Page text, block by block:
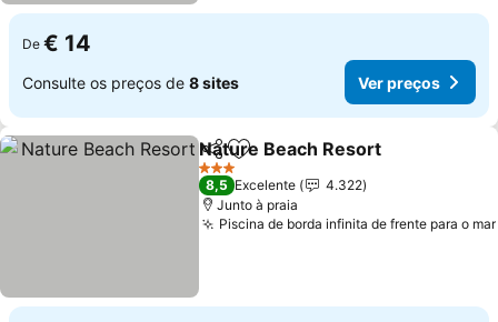
De € 14
Consulte os preços de 8 sites Ver preços
PartilharAdicionar aos favoritos
Nature Beach Resort
3 Estrelas
8,5 Excelente
4.322
Junto à praia
Piscina de borda infinita de frente para o mar